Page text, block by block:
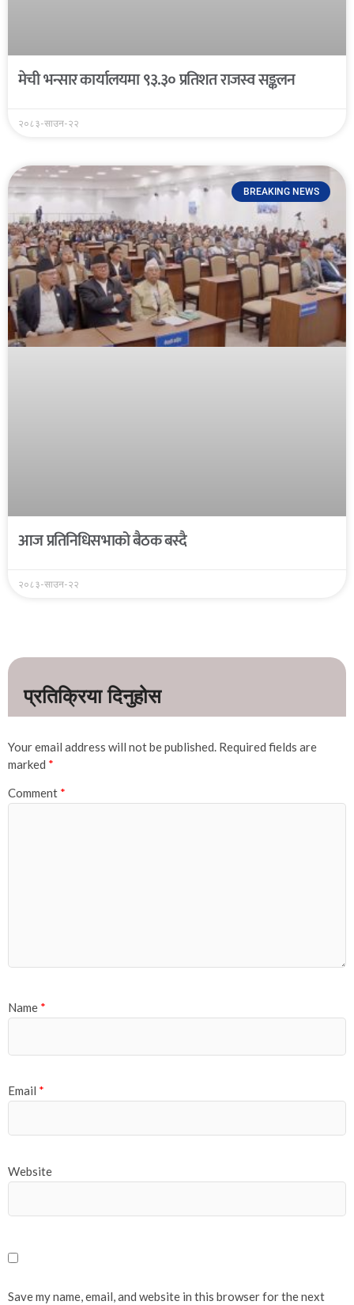
मेची भन्सार कार्यालयमा ९३.३० प्रतिशत राजस्व सङ्कलन
२०८३-साउन-२२
BREAKING NEWS
आज प्रतिनिधिसभाको बैठक बस्दै
२०८३-साउन-२२
Your email address will not be published. Required fields are
marked *
Comment *
Name *
Email *
Website
Save my name, email, and website in this browser for the next